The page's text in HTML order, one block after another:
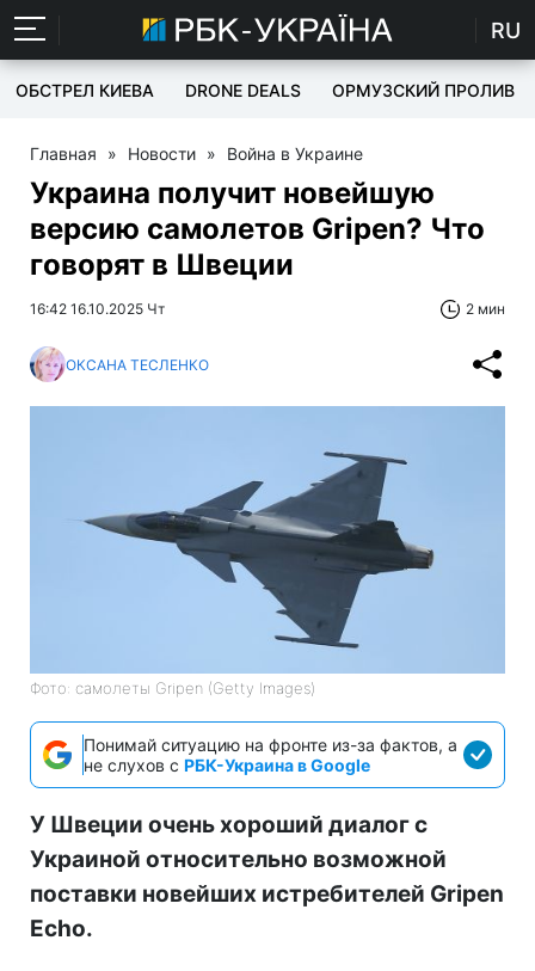
RU
ОБСТРЕЛ КИЕВА DRONE DEALS ОРМУЗСКИЙ ПРОЛИВ
Главная » Новости » Война в Украине
Украина получит новейшую
версию самолетов Gripen? Что
говорят в Швеции
16:42 16.10.2025 Чт 2 мин
ОКСАНА ТЕСЛЕНКО
Фото: самолеты Gripen (Getty Images)
Понимай ситуацию на фронте из-за фактов, а
не слухов с РБК-Украина в Google
У Швеции очень хороший диалог с
Украиной относительно возможной
поставки новейших истребителей Gripen
Echo.